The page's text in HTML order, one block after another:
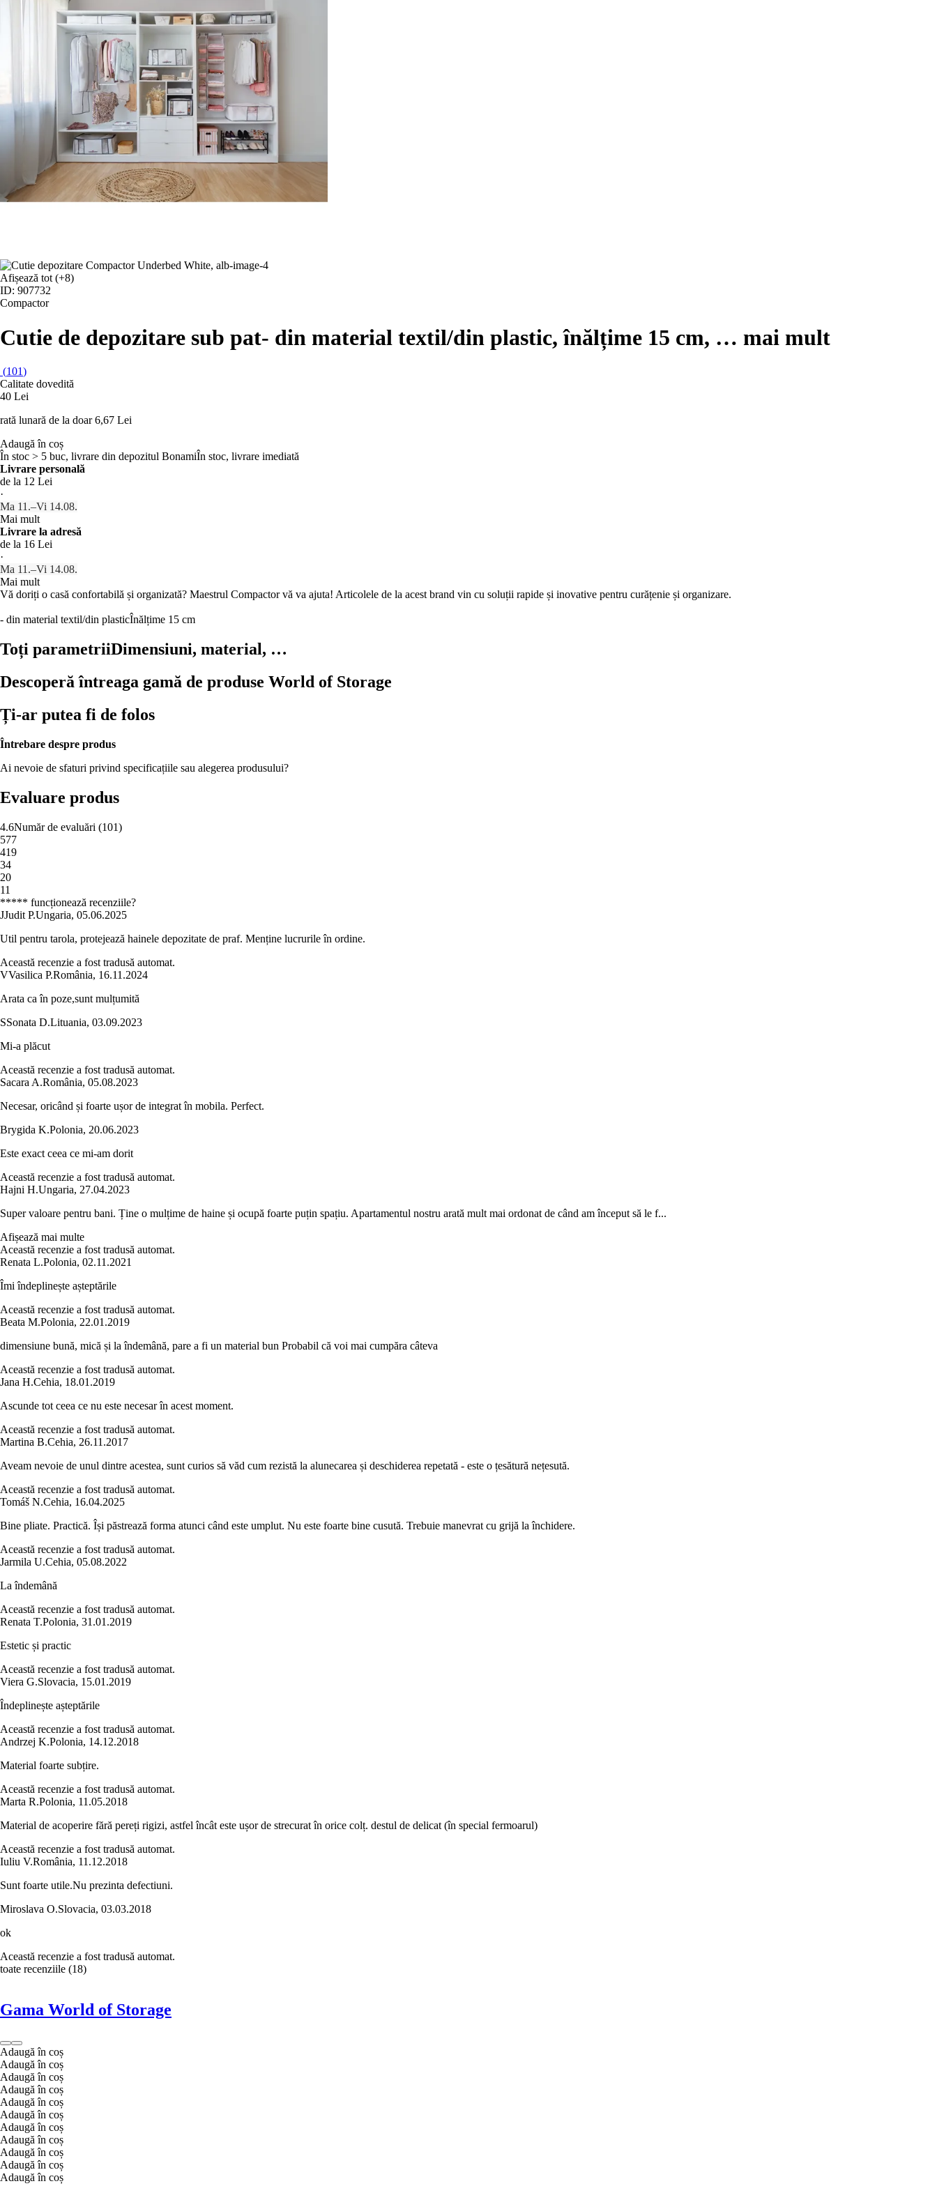
Afișează tot (+8)
ID: 907732
Compactor
Cutie de depozitare sub pat- din material textil/din plastic, înălțime 15 cm, … mai mult
(101)
Calitate dovedită
40 Lei
rată lunară de la doar 6,67 Lei
Adaugă în coș
În stoc > 5 buc, livrare din depozitul BonamiÎn stoc, livrare imediată
Livrare personală
de la 12 Lei
·
Ma 11.–Vi 14.08.
Mai mult
Livrare la adresă
de la 16 Lei
·
Ma 11.–Vi 14.08.
Mai mult
Vă doriți o casă confortabilă și organizată? Maestrul Compactor vă va ajuta! Articolele de la acest brand vin cu soluții rapide și inovative pentru curățenie și organizare.
- din material textil/din plasticÎnălțime 15 cm
Toți parametriiDimensiuni, material, …
Descoperă întreaga gamă de produse World of Storage
Ți-ar putea fi de folos
Întrebare despre produs
Ai nevoie de sfaturi privind specificațiile sau alegerea produsului?
Evaluare produs
4.6Număr de evaluări (101)
577
419
34
20
11
***** funcționează recenziile?
JJudit P.Ungaria, 05.06.2025
Util pentru tarola, protejează hainele depozitate de praf. Menține lucrurile în ordine.
Această recenzie a fost tradusă automat.
VVasilica P.România, 16.11.2024
Arata ca în poze,sunt mulțumită
SSonata D.Lituania, 03.09.2023
Mi-a plăcut
Această recenzie a fost tradusă automat.
Sacara A.România, 05.08.2023
Necesar, oricând și foarte ușor de integrat în mobila. Perfect.
Brygida K.Polonia, 20.06.2023
Este exact ceea ce mi-am dorit
Această recenzie a fost tradusă automat.
Hajni H.Ungaria, 27.04.2023
Super valoare pentru bani. Ține o mulțime de haine și ocupă foarte puțin spațiu. Apartamentul nostru arată mult mai ordonat de când am început să le f...
Afișează mai multe
Această recenzie a fost tradusă automat.
Renata L.Polonia, 02.11.2021
Îmi îndeplinește așteptările
Această recenzie a fost tradusă automat.
Beata M.Polonia, 22.01.2019
dimensiune bună, mică și la îndemână, pare a fi un material bun Probabil că voi mai cumpăra câteva
Această recenzie a fost tradusă automat.
Jana H.Cehia, 18.01.2019
Ascunde tot ceea ce nu este necesar în acest moment.
Această recenzie a fost tradusă automat.
Martina B.Cehia, 26.11.2017
Aveam nevoie de unul dintre acestea, sunt curios să văd cum rezistă la alunecarea și deschiderea repetată - este o țesătură nețesută.
Această recenzie a fost tradusă automat.
Tomáš N.Cehia, 16.04.2025
Bine pliate. Practică. Își păstrează forma atunci când este umplut. Nu este foarte bine cusută. Trebuie manevrat cu grijă la închidere.
Această recenzie a fost tradusă automat.
Jarmila U.Cehia, 05.08.2022
La îndemână
Această recenzie a fost tradusă automat.
Renata T.Polonia, 31.01.2019
Estetic și practic
Această recenzie a fost tradusă automat.
Viera G.Slovacia, 15.01.2019
Îndeplinește așteptările
Această recenzie a fost tradusă automat.
Andrzej K.Polonia, 14.12.2018
Material foarte subțire.
Această recenzie a fost tradusă automat.
Marta R.Polonia, 11.05.2018
Material de acoperire fără pereți rigizi, astfel încât este ușor de strecurat în orice colț. destul de delicat (în special fermoarul)
Această recenzie a fost tradusă automat.
Iuliu V.România, 11.12.2018
Sunt foarte utile.Nu prezinta defectiuni.
Miroslava O.Slovacia, 03.03.2018
ok
Această recenzie a fost tradusă automat.
toate recenziile (18)
Gama World of Storage
Adaugă în coș
Adaugă în coș
Adaugă în coș
Adaugă în coș
Adaugă în coș
Adaugă în coș
Adaugă în coș
Adaugă în coș
Adaugă în coș
Adaugă în coș
Adaugă în coș